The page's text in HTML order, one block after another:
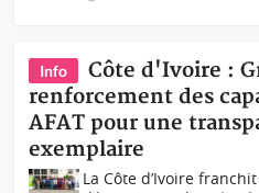
Info
Côte d'Ivoire :
renforcement des
AFAT pour une
exemplaire
La Côte d’Ivoire